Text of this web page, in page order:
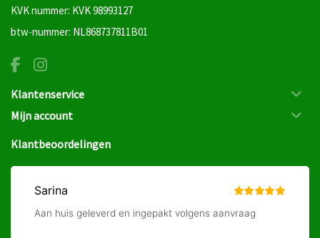
KVK nummer: KVK 98993127
btw-nummer: NL868737811B01
Klantenservice
Mijn account
Klantbeoordelingen